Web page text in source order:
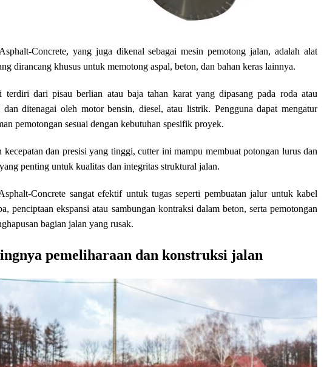
Concrete, yang juga dikenal sebagai mesin pemotong jalan, adalah alat
dirancang khusus untuk memotong aspal, beton, dan bahan keras lainnya.
terdiri dari pisau berlian atau baja tahan karat yang dipasang pada roda atau
dan ditenagai oleh motor bensin, diesel, atau listrik. Pengguna dapat mengatur
pemotongan sesuai dengan kebutuhan spesifik proyek.
kecepatan dan presisi yang tinggi, cutter ini mampu membuat potongan lurus dan
penting untuk kualitas dan integritas struktural jalan.
Concrete sangat efektif untuk tugas seperti pembuatan jalur untuk kabel
penciptaan ekspansi atau sambungan kontraksi dalam beton, serta pemotongan
bagian jalan yang rusak.
pemeliharaan dan konstruksi jalan